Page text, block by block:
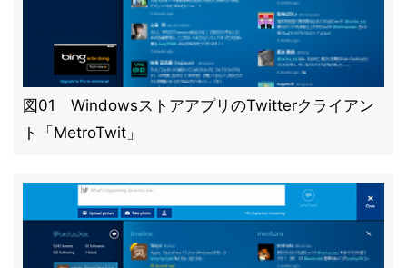
図01 WindowsストアアプリのTwitterクライアン
ト「MetroTwit」